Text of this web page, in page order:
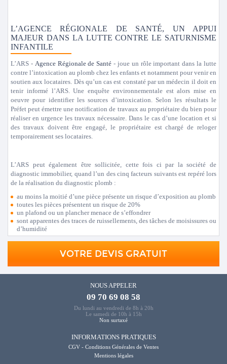
L’AGENCE RÉGIONALE DE SANTÉ, UN APPUI
MAJEUR DANS LA LUTTE CONTRE LE SATURNISME
INFANTILE
L’ARS - Agence Régionale de Santé - joue un rôle important dans la lutte
contre l’intoxication au plomb chez les enfants et notamment pour venir en
soutien aux locataires. Dès qu’un cas est constaté par un médecin il doit en
tenir informé l’ARS. Une enquête environnementale est alors mise en
oeuvre pour identifier les sources d’intoxication. Selon les résultats le
Préfet peut émettre une notification de travaux au propriétaire du bien pour
réaliser en urgence les travaux nécessaire. Dans le cas d’une location et si
des travaux doivent être engagé, le propriétaire est chargé de reloger
temporairement ses locataires.
L’ARS peut également être sollicitée, cette fois ci par la société de
diagnostic immobilier, quand l’un des cinq facteurs suivants est repéré lors
de la réalisation du diagnostic plomb :
au moins la moitié d’une pièce présente un risque d’exposition au plomb
toutes les pièces présentent un risque de 20%
un plafond ou un plancher menace de s’effondrer
sont apparentes des traces de ruissellements, des tâches de moisissures ou
d’humidité
VOTRE DEVIS GRATUIT
NOUS APPELER
09 70 69 08 58
Du lundi au vendredi de 8h à 20h
Le samedi de 10h à 15h
Non surtaxé
INFORMATIONS PRATIQUES
CGV - Conditions Générales de Ventes
Mentions légales